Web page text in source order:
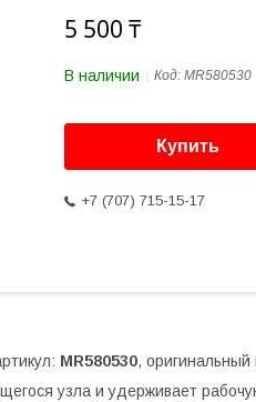
5 500 ₸
В наличии Код: MR580530
Купить
+7 (707) 715-15-17
MR580530,
узла и удерживает